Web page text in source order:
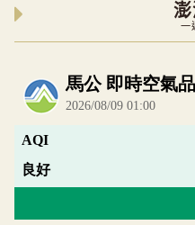
一
內嵌空氣品質小工